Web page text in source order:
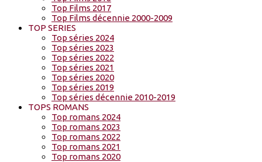
Top Films 2017
Top Films décennie 2000-2009
TOP SERIES
Top séries 2024
Top séries 2023
Top séries 2022
Top séries 2021
Top séries 2020
Top séries 2019
Top séries décennie 2010-2019
TOPS ROMANS
Top romans 2024
Top romans 2023
Top romans 2022
Top romans 2021
Top romans 2020